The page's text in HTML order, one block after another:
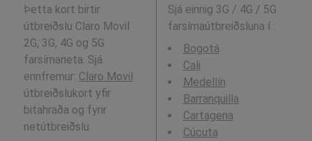
Þetta kort birtir
útbreiðslu Claro Movil
2G, 3G, 4G og 5G
farsímaneta. Sjá
ennfremur: Claro Movil
útbreiðslukort yfir
bitahraða og fyrir
netútbreiðslu.
Sjá einnig 3G / 4G / 5G
farsímaútbreiðsluna í :
Bogotá
Cali
Medellín
Barranquilla
Cartagena
Cúcuta